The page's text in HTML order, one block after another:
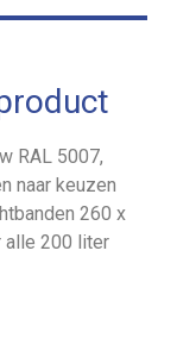
RAL 5007,
naar keuzen
260 x
alle 200 liter